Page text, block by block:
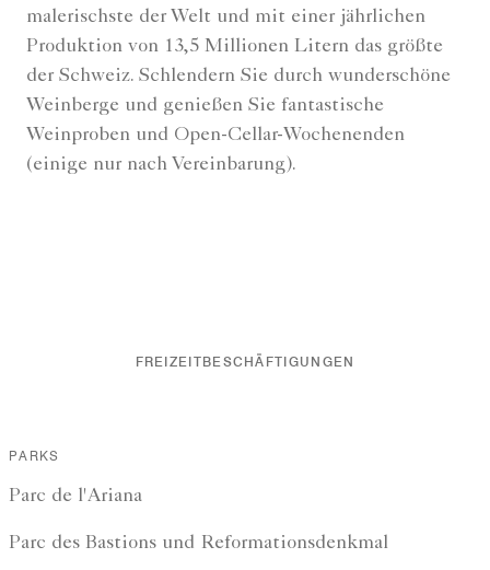
malerischste der Welt und mit einer jährlichen
Produktion von 13,5 Millionen Litern das größte
der Schweiz. Schlendern Sie durch wunderschöne
Weinberge und genießen Sie fantastische
Weinproben und Open-Cellar-Wochenenden
(einige nur nach Vereinbarung).
FREIZEITBESCHÄFTIGUNGEN
PARKS
Parc de l'Ariana
Parc des Bastions und Reformationsdenkmal